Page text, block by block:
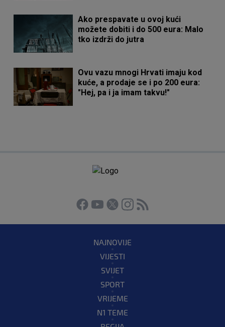
Ako prespavate u ovoj kući
možete dobiti i do 500 eura: Malo
tko izdrži do jutra
Ovu vazu mnogi Hrvati imaju kod
kuće, a prodaje se i po 200 eura:
"Hej, pa i ja imam takvu!"
NAJNOVIJE
VIJESTI
SVIJET
SPORT
VRIJEME
N1 TEME